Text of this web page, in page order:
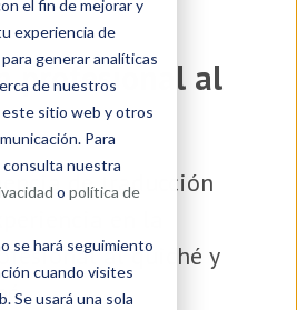
el fin de mejorar y
experiencia de
generar analíticas
de nuestros
sitio web y otros
Para
consulta nuestra
o política de
se hará seguimiento
cuando visites
Se usará una sola
profesional al
de traducción
en la
al quiché y